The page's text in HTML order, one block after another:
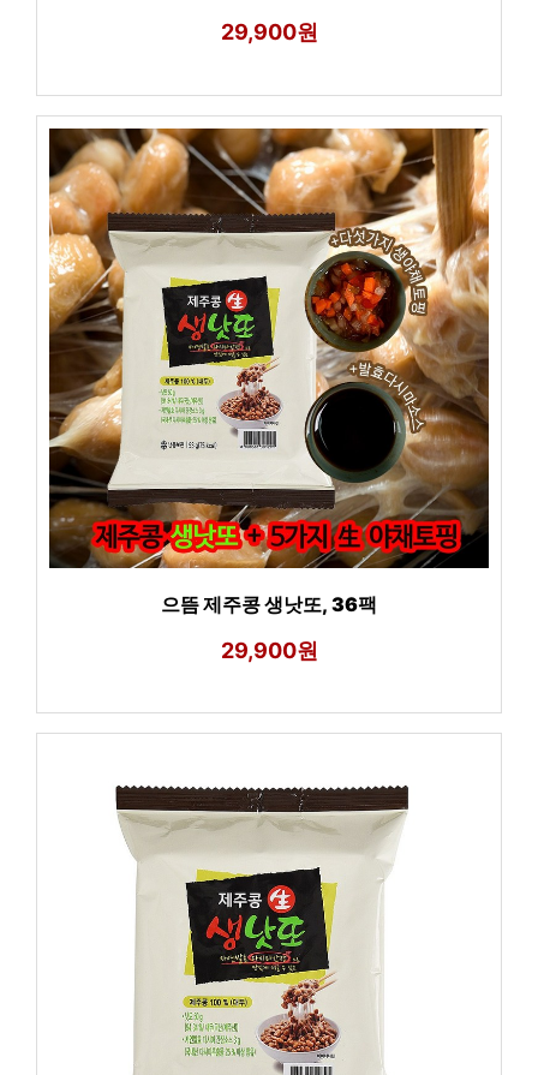
29,900원
으뜸 제주콩 생낫또, 36팩
29,900원